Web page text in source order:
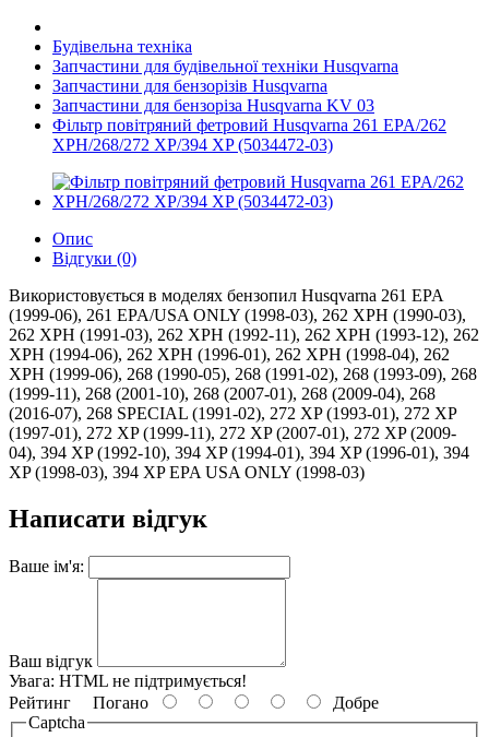
Будівельна техніка
Запчастини для будівельної техніки Husqvarna
Запчастини для бензорізів Husqvarna
Запчастини для бензоріза Husqvarna KV 03
Фільтр повітряний фетровий Husqvarna 261 EPA/262
XPH/268/272 XP/394 XP (5034472-03)
Опис
Відгуки (0)
Використовується в моделях бензопил Husqvarna 261 EPA
(1999-06), 261 EPA/USA ONLY (1998-03), 262 XPH (1990-03),
262 XPH (1991-03), 262 XPH (1992-11), 262 XPH (1993-12), 262
XPH (1994-06), 262 XPH (1996-01), 262 XPH (1998-04), 262
XPH (1999-06), 268 (1990-05), 268 (1991-02), 268 (1993-09), 268
(1999-11), 268 (2001-10), 268 (2007-01), 268 (2009-04), 268
(2016-07), 268 SPECIAL (1991-02), 272 XP (1993-01), 272 XP
(1997-01), 272 XP (1999-11), 272 XP (2007-01), 272 XP (2009-
04), 394 XP (1992-10), 394 XP (1994-01), 394 XP (1996-01), 394
XP (1998-03), 394 XP EPA USA ONLY (1998-03)
Написати відгук
Ваше ім'я:
Ваш відгук
Увага: HTML не підтримується!
Рейтинг Погано
Добре
Captcha